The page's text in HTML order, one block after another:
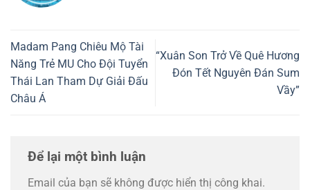
Madam Pang Chiêu Mộ Tài
Năng Trẻ MU Cho Đội Tuyển
Thái Lan Tham Dự Giải Đấu
Châu Á
“Xuân Son Trở Về Quê Hương
Đón Tết Nguyên Đán Sum
Vầy”
Để lại một bình luận
Email của bạn sẽ không được hiển thị công khai.